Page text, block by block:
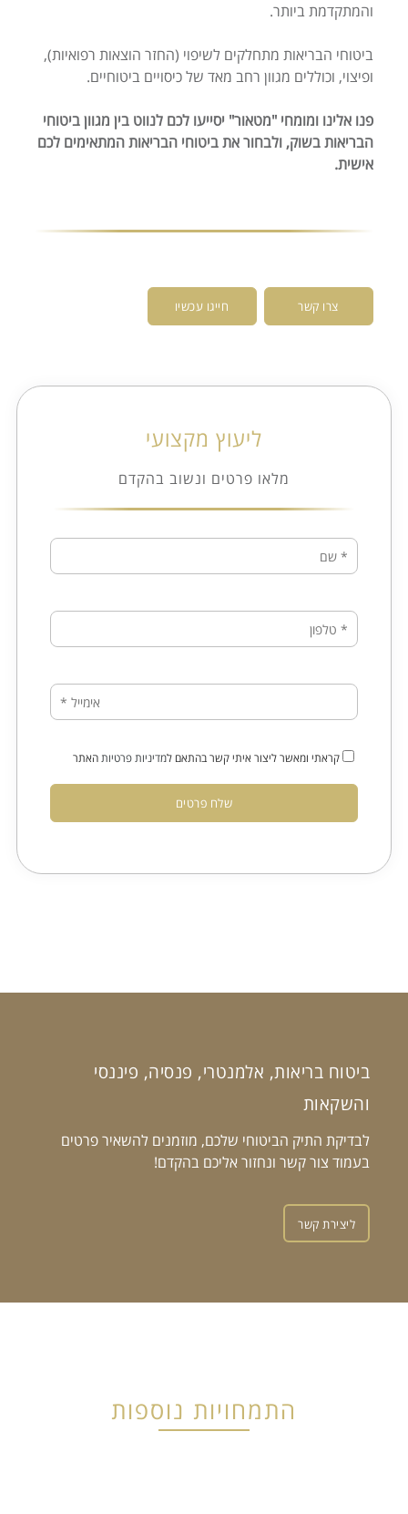
והמתקדמת ביותר.
ביטוחי הבריאות מתחלקים לשיפוי (החזר הוצאות רפואיות),
ופיצוי, וכוללים מגוון רחב מאד של כיסויים ביטוחיים.
פנו אלינו ומומחי "מטאור" יסייעו לכם לנווט בין מגוון ביטוחי
הבריאות בשוק, ולבחור את ביטוחי הבריאות המתאימים לכם
אישית.
צרו קשר חייגו עכשיו
ליעוץ מקצועי
מלאו פרטים ונשוב בהקדם
קראתי ומאשר ליצור איתי קשר בהתאם למדיניות פרטיותהאתר
שלח פרטים
ביטוח בריאות, אלמנטרי, פנסיה, פיננסי
והשקאות
לבדיקת התיק הביטוחי שלכם, מוזמנים להשאיר פרטים
בעמוד צור קשר ונחזור אליכם בהקדם!
ליצירת קשר
התמחויות נוספות